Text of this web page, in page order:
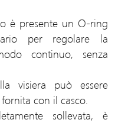
è presente un O-ring
per regolare la
continuo, senza
visiera può essere
con il casco.
sollevata, è